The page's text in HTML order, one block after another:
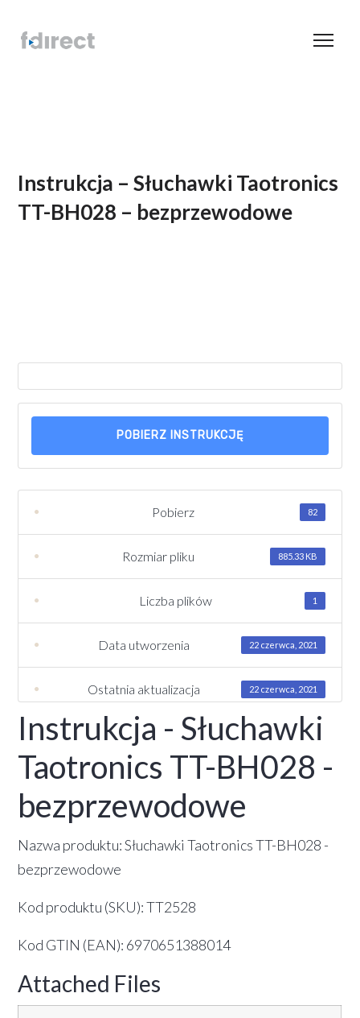
Instrukcja – Słuchawki Taotronics
TT-BH028 – bezprzewodowe
POBIERZ INSTRUKCJĘ
Pobierz 82
Rozmiar pliku 885.33 KB
Liczba plików 1
Data utworzenia 22 czerwca, 2021
Ostatnia aktualizacja 22 czerwca, 2021
Instrukcja - Słuchawki
Taotronics TT-BH028 -
bezprzewodowe
Nazwa produktu: Słuchawki Taotronics TT-BH028 -
bezprzewodowe
Kod produktu (SKU): TT2528
Kod GTIN (EAN): 6970651388014
Attached Files